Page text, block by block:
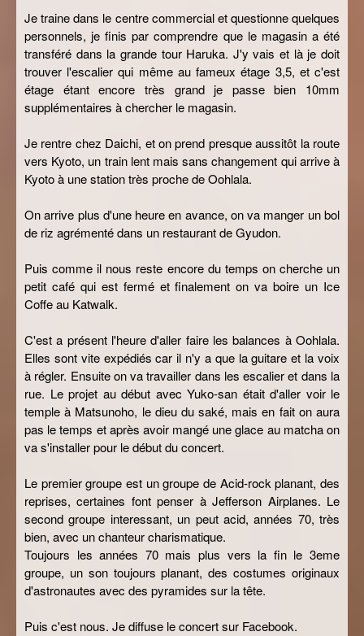
Je traine dans le centre commercial et questionne quelques
personnels, je finis par comprendre que le magasin a été
transféré dans la grande tour Haruka. J'y vais et là je doit
trouver l'escalier qui même au fameux étage 3,5, et c'est
étage étant encore très grand je passe bien 10mm
supplémentaires à chercher le magasin.
Je rentre chez Daichi, et on prend presque aussitôt la route
vers Kyoto, un train lent mais sans changement qui arrive à
Kyoto à une station très proche de Oohlala.
On arrive plus d'une heure en avance, on va manger un bol
de riz agrémenté dans un restaurant de Gyudon.
Puis comme il nous reste encore du temps on cherche un
petit café qui est fermé et finalement on va boire un Ice
Coffe au Katwalk.
C'est a présent l'heure d'aller faire les balances à Oohlala.
Elles sont vite expédiés car il n'y a que la guitare et la voix
à régler. Ensuite on va travailler dans les escalier et dans la
rue. Le projet au début avec Yuko-san était d'aller voir le
temple à Matsunoho, le dieu du saké, mais en fait on aura
pas le temps et après avoir mangé une glace au matcha on
va s'installer pour le début du concert.
Le premier groupe est un groupe de Acid-rock planant, des
reprises, certaines font penser à Jefferson Airplanes. Le
second groupe interessant, un peut acid, années 70, très
bien, avec un chanteur charismatique.
Toujours les années 70 mais plus vers la fin le 3eme
groupe, un son toujours planant, des costumes originaux
d'astronautes avec des pyramides sur la tête.
Puis c'est nous. Je diffuse le concert sur Facebook.